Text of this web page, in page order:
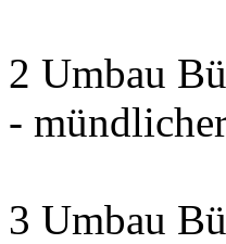
2 Umbau
-
3 Umbau